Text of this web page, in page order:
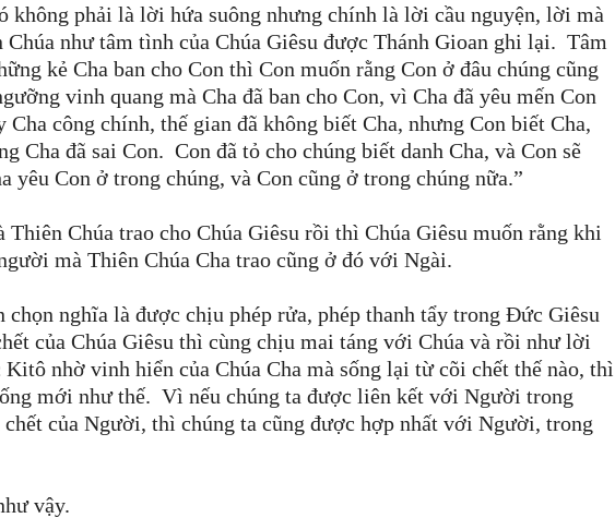
không phải là lời hứa suông nhưng chính là lời cầu nguyện, lời mà
như tâm tình của Chúa Giêsu được Thánh Gioan ghi lại. Tâm
kẻ Cha ban cho Con thì Con muốn rằng Con ở đâu chúng cũng
vinh quang mà Cha đã ban cho Con, vì Cha đã yêu mến Con
công chính, thế gian đã không biết Cha, nhưng Con biết Cha,
Cha đã sai Con. Con đã tỏ cho chúng biết danh Cha, và Con sẽ
yêu Con ở trong chúng, và Con cũng ở trong chúng nữa.”
Chúa trao cho Chúa Giêsu rồi thì Chúa Giêsu muốn rằng khi
mà Thiên Chúa Cha trao cũng ở đó với Ngài.
nghĩa là được chịu phép rửa, phép thanh tẩy trong Đức Giêsu
của Chúa Giêsu thì cùng chịu mai táng với Chúa và rồi như lời
nhờ vinh hiển của Chúa Cha mà sống lại từ cõi chết thế nào, thì
mới như thế. Vì nếu chúng ta được liên kết với Người trong
của Người, thì chúng ta cũng được hợp nhất với Người, trong
vậy.